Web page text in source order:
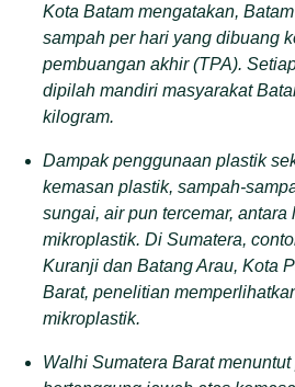
Kota Batam mengatakan,
sampah per hari yang dibuang
pembuangan akhir (TPA).
dipilah mandiri masyarakat
kilogram.
Dampak penggunaan plastik
kemasan plastik, sampah-
sungai, air pun tercemar,
mikroplastik. Di Sumatera,
Kuranji dan Batang Arau, Kota
Barat, penelitian
mikroplastik.
Walhi Sumatera Barat